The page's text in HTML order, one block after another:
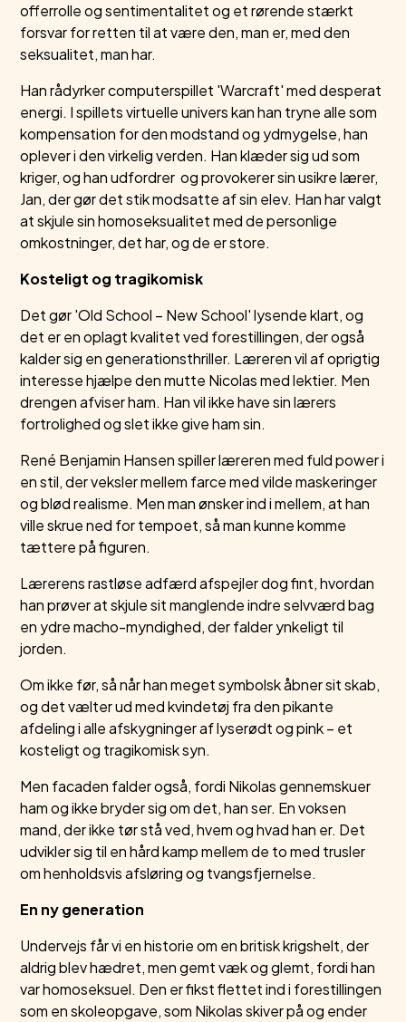
offerrolle og sentimentalitet og et rørende stærkt
forsvar for retten til at være den, man er, med den
seksualitet, man har.
Han rådyrker computerspillet 'Warcraft' med desperat
energi. I spillets virtuelle univers kan han tryne alle som
kompensation for den modstand og ydmygelse, han
oplever i den virkelig verden. Han klæder sig ud som
kriger, og han udfordrer og provokerer sin usikre lærer,
Jan, der gør det stik modsatte af sin elev. Han har valgt
at skjule sin homoseksualitet med de personlige
omkostninger, det har, og de er store.
Kosteligt og tragikomisk
Det gør 'Old School ­­­– New School' lysende klart, og
det er en oplagt kvalitet ved forestillingen, der også
kalder sig en generationsthriller. Læreren vil af oprigtig
interesse hjælpe den mutte Nicolas med lektier. Men
drengen afviser ham. Han vil ikke have sin lærers
fortrolighed og slet ikke give ham sin.
René Benjamin Hansen spiller læreren med fuld power i
en stil, der veksler mellem farce med vilde maskeringer
og blød realisme. Men man ønsker ind i mellem, at han
ville skrue ned for tempoet, så man kunne komme
tættere på figuren.
Lærerens rastløse adfærd afspejler dog fint, hvordan
han prøver at skjule sit manglende indre selvværd bag
en ydre macho-myndighed, der falder ynkeligt til
jorden.
Om ikke før, så når han meget symbolsk åbner sit skab,
og det vælter ud med kvindetøj fra den pikante
afdeling i alle afskygninger af lyserødt og pink – et
kosteligt og tragikomisk syn.
Men facaden falder også, fordi Nikolas gennemskuer
ham og ikke bryder sig om det, han ser. En voksen
mand, der ikke tør stå ved, hvem og hvad han er. Det
udvikler sig til en hård kamp mellem de to med trusler
om henholdsvis afsløring og tvangsfjernelse.
En ny generation
Undervejs får vi en historie om en britisk krigshelt, der
aldrig blev hædret, men gemt væk og glemt, fordi han
var homoseksuel. Den er fikst flettet ind i forestillingen
som en skoleopgave, som Nikolas skiver på og ender